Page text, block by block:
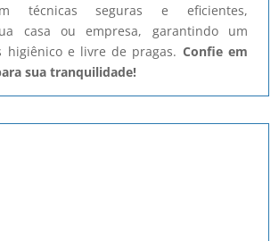
técnicas seguras e eficientes,
casa ou empresa, garantindo um
higiênico e livre de pragas. Confie em
sua tranquilidade!